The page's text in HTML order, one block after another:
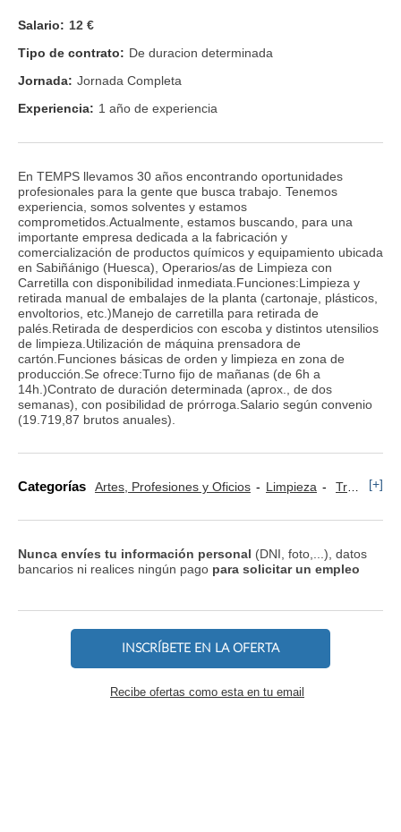
Salario: 12 €
Tipo de contrato: De duracion determinada
Jornada: Jornada Completa
Experiencia: 1 año de experiencia
En TEMPS llevamos 30 años encontrando oportunidades
profesionales para la gente que busca trabajo. Tenemos
experiencia, somos solventes y estamos
comprometidos.Actualmente, estamos buscando, para una
importante empresa dedicada a la fabricación y
comercialización de productos químicos y equipamiento ubicada
en Sabiñánigo (Huesca), Operarios/as de Limpieza con
Carretilla con disponibilidad inmediata.Funciones:Limpieza y
retirada manual de embalajes de la planta (cartonaje, plásticos,
envoltorios, etc.)Manejo de carretilla para retirada de
palés.Retirada de desperdicios con escoba y distintos utensilios
de limpieza.Utilización de máquina prensadora de
cartón.Funciones básicas de orden y limpieza en zona de
producción.Se ofrece:Turno fijo de mañanas (de 6h a
14h.)Contrato de duración determinada (aprox., de dos
semanas), con posibilidad de prórroga.Salario según convenio
(19.719,87 brutos anuales).
Categorías Artes, Profesiones y Oficios Limpieza Transporte, Logística y Almacén [+]
Nunca envíes tu información personal (DNI, foto,...), datos
bancarios ni realices ningún pago para solicitar un empleo
INSCRÍBETE EN LA OFERTA
Recibe ofertas como esta en tu email